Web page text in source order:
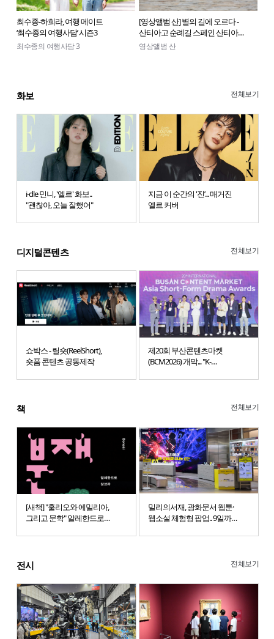
최수종-하희라, 여행 메이트
‘최수종의 여행사담’ 시즌3
최수종의 여행사담 3
[영상앨범 산] 별의 길에 오르다 -
산티아고 순례길 스페인 산티아고
데 콤포스텔라
영상앨범 산
화보 전체보기
i-dle 민니, '엘르' 화보..
"괜찮아, 오늘 잘했어"
지금 이 순간의 '진’... 매거진
엘르 커버
디지털콘텐츠 전체보기
쇼박스 - 릴숏(ReelShort),
숏폼 콘텐츠 공동제작
제20회 부산콘텐츠마켓
(BCM2026) 개막... "K-
책 전체보기
[새책] "훌리오와 에밀리아,
그리고 문학" 알레한드로
(민음사)
밀리의서재, 광화문서 웹툰·
웹소설 체험형 팝업.. 9일까지
전시 전체보기